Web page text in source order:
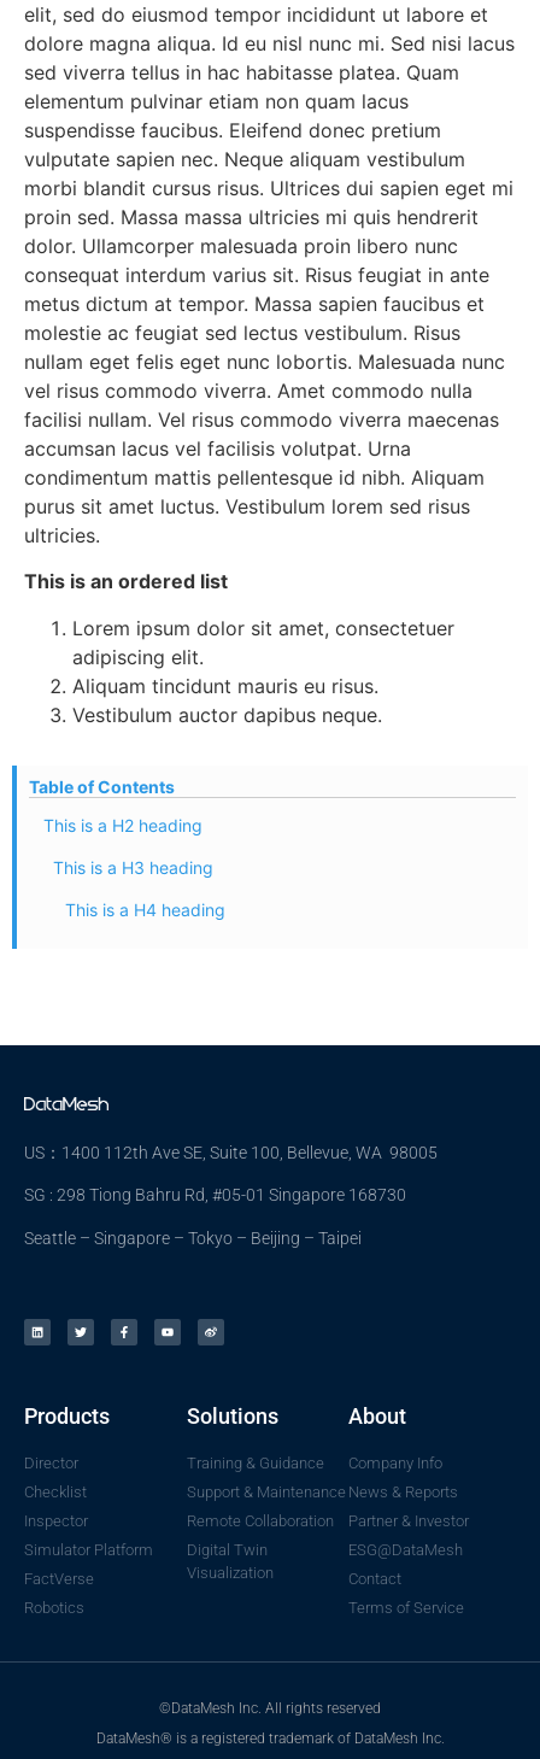
elit, sed do eiusmod tempor incididunt ut labore et
dolore magna aliqua. Id eu nisl nunc mi. Sed nisi lacus
sed viverra tellus in hac habitasse platea. Quam
elementum pulvinar etiam non quam lacus
suspendisse faucibus. Eleifend donec pretium
vulputate sapien nec. Neque aliquam vestibulum
morbi blandit cursus risus. Ultrices dui sapien eget mi
proin sed. Massa massa ultricies mi quis hendrerit
dolor. Ullamcorper malesuada proin libero nunc
consequat interdum varius sit. Risus feugiat in ante
metus dictum at tempor. Massa sapien faucibus et
molestie ac feugiat sed lectus vestibulum. Risus
nullam eget felis eget nunc lobortis. Malesuada nunc
vel risus commodo viverra. Amet commodo nulla
facilisi nullam. Vel risus commodo viverra maecenas
accumsan lacus vel facilisis volutpat. Urna
condimentum mattis pellentesque id nibh. Aliquam
purus sit amet luctus. Vestibulum lorem sed risus
ultricies.
This is an ordered list
Lorem ipsum dolor sit amet, consectetuer
adipiscing elit.
Aliquam tincidunt mauris eu risus.
Vestibulum auctor dapibus neque.
Table of Contents
This is a H2 heading
This is a H3 heading
This is a H4 heading
US：1400 112th Ave SE, Suite 100, Bellevue, WA 98005
SG : 298 Tiong Bahru Rd, #05-01 Singapore 168730
Seattle – Singapore – Tokyo – Beijing – Taipei
Products
Director
Checklist
Inspector
Simulator Platform
FactVerse
Robotics
Solutions
Training & Guidance
Support & Maintenance
Remote Collaboration
Digital Twin
Visualization
About
Company Info
News & Reports
Partner & Investor
ESG@DataMesh
Contact
Terms of Service
©DataMesh Inc. All rights reserved
DataMesh® is a registered trademark of DataMesh Inc.